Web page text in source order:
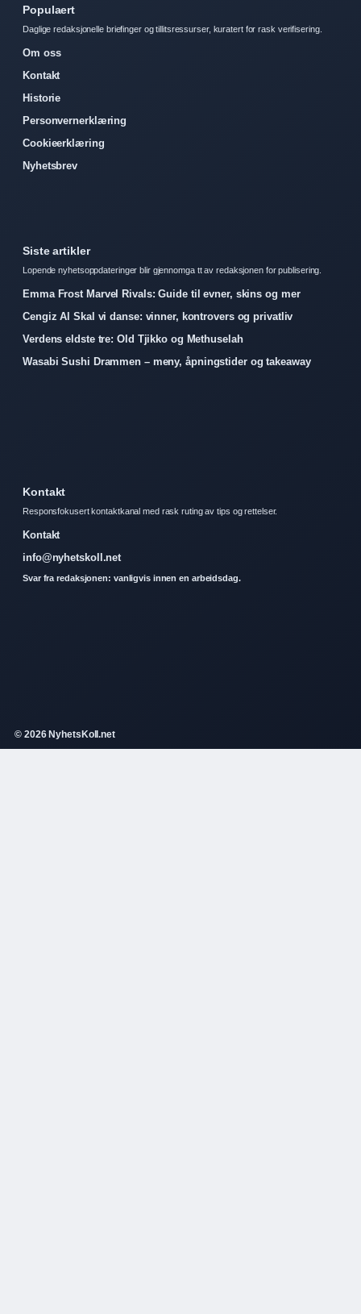
Populaert
Daglige redaksjonelle briefinger og tillitsressurser, kuratert for rask verifisering.
Om oss
Kontakt
Historie
Personvernerklæring
Cookieerklæring
Nyhetsbrev
Siste artikler
Lopende nyhetsoppdateringer blir gjennomga tt av redaksjonen for publisering.
Emma Frost Marvel Rivals: Guide til evner, skins og mer
Cengiz Al Skal vi danse: vinner, kontrovers og privatliv
Verdens eldste tre: Old Tjikko og Methuselah
Wasabi Sushi Drammen – meny, åpningstider og takeaway
Kontakt
Responsfokusert kontaktkanal med rask ruting av tips og rettelser.
Kontakt
info@nyhetskoll.net
Svar fra redaksjonen: vanligvis innen en arbeidsdag.
© 2026 NyhetsKoll.net